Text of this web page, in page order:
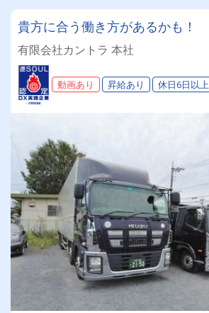
貴方に合う働き方があるかも！
有限会社カントラ 本社
動画あり 昇給あり 休日6日以上